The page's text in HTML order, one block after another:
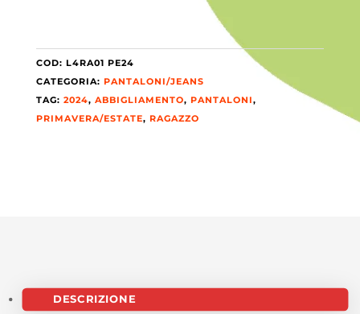
COD: L4RA01 PE24
CATEGORIA: PANTALONI/JEANS
TAG: 2024, ABBIGLIAMENTO, PANTALONI,
PRIMAVERA/ESTATE, RAGAZZO
DESCRIZIONE